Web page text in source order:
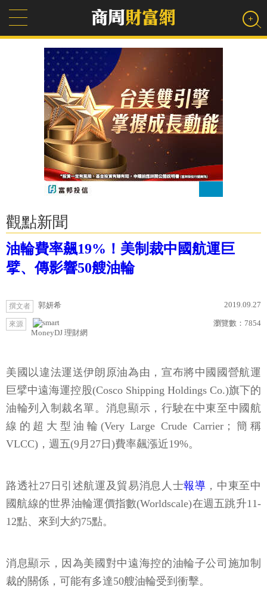
觀點新聞
油輪費率飆19%！美制裁中國航運巨
擘、傳影響50艘油輪
撰文者 郭妍希 2019.09.27
來源
MoneyDJ 理財網
瀏覽數： 7854
美國以違法運送伊朗原油為由，宣布將中國國營航運
巨擘中遠海運控股(Cosco Shipping Holdings Co.)旗下的
油輪列入制裁名單。消息顯示，行駛在中東至中國航
線的超大型油輪(Very Large Crude Carrier；簡稱
VLCC)，週五(9月27日)費率飆漲近19%。
路透社27日引述航運及貿易消息人士報導 ，中東至中
國航線的世界油輪運價指數(Worldscale)在週五跳升11-
12點、來到大約75點。
消息顯示，因為美國對中遠海控的油輪子公司施加制
裁的關係，可能有多達50艘油輪受到衝擊。